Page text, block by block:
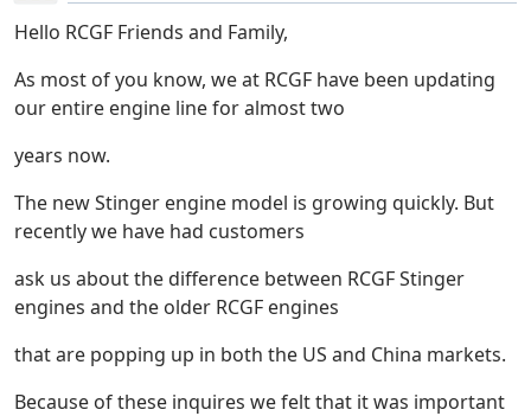
Hello RCGF Friends and Family,
As most of you know, we at RCGF have been updating
our entire engine line for almost two
years now.
The new Stinger engine model is growing quickly. But
recently we have had customers
ask us about the difference between RCGF Stinger
engines and the older RCGF engines
that are popping up in both the US and China markets.
Because of these inquires we felt that it was important